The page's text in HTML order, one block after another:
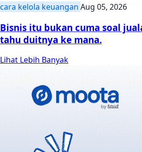
cara kelola keuangan Aug 05, 2026
Bisnis itu bukan cuma soal
tahu duitnya ke mana.
Lihat Lebih Banyak